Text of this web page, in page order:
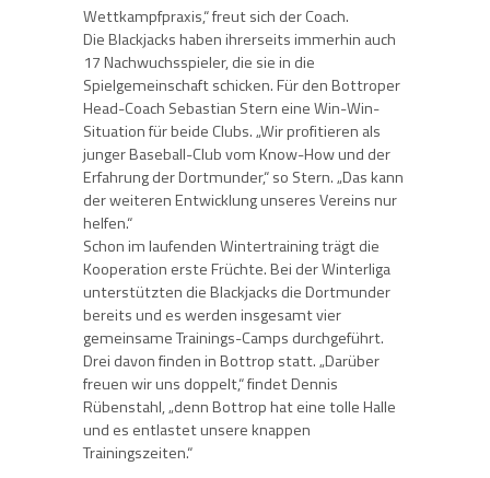
Wettkampfpraxis,“ freut sich der Coach.
Die Blackjacks haben ihrerseits immerhin auch
17 Nachwuchsspieler, die sie in die
Spielgemeinschaft schicken. Für den Bottroper
Head-Coach Sebastian Stern eine Win-Win-
Situation für beide Clubs. „Wir profitieren als
junger Baseball-Club vom Know-How und der
Erfahrung der Dortmunder,“ so Stern. „Das kann
der weiteren Entwicklung unseres Vereins nur
helfen.“
Schon im laufenden Wintertraining trägt die
Kooperation erste Früchte. Bei der Winterliga
unterstützten die Blackjacks die Dortmunder
bereits und es werden insgesamt vier
gemeinsame Trainings-Camps durchgeführt.
Drei davon finden in Bottrop statt. „Darüber
freuen wir uns doppelt,“ findet Dennis
Rübenstahl, „denn Bottrop hat eine tolle Halle
und es entlastet unsere knappen
Trainingszeiten.“